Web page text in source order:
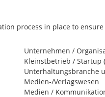
process in place to
Unternehmen /
Kleinstbetrieb / Startup
Unterhaltungsbranche
Medien-/Verlagswesen
Medien /